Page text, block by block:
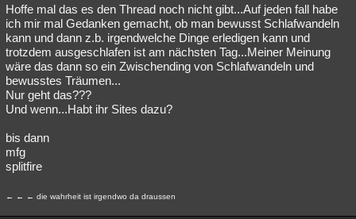
Spiritualität Verschwörungen Technologie Ufologie
Natur Umfragen Unterhaltung
weitere Rubriken
Philosophie Träume
Astronomie Helpdesk Gruppen
Musik
Übersichten
Besucht Teilgenommen Alle
Hoffe mal das es den Thread noch nicht gibt...Auf jeden fall habe
ich mir mal Gedanken gemacht, ob man bewusst Schlafwandeln
kann und dann z.b. irgendwelche Dinge erledigen kann und
trotzdem ausgeschlafen ist am nächsten Tag...Meiner Meinung
wäre das dann so ein Zwischending von Schlafwandeln und
bewusstes Träumen...
Nur geht das???
Und wenn...Habt ihr Sites dazu?
bis dann
mfg
splitfire
← ← ← die wahrheit ist irgendwo da draussen